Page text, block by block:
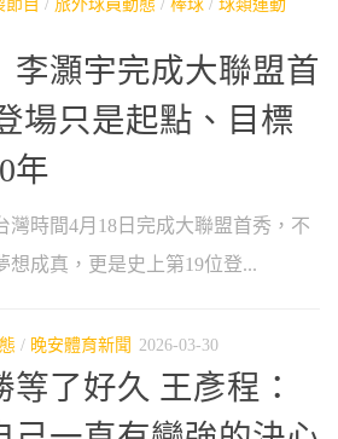
節目 / 旅外球員動態 / 棒球 / 球類運動
李灝宇完成大聯盟首
場只是起點、目標
年
灣時間4月18日完成大聯盟首秀，不
想成真，更是史上第19位登...
/ 晚安體育新聞 2026-03-30
等了好久 王彥程：